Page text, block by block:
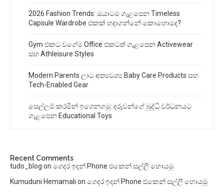
2026 Fashion Trends: ඔයාටම ගැළපෙන Timeless
Capsule Wardrobe එකක් හදාගන්නේ කොහොමද?
Gym එකට වගේම Office එකටත් ගැළපෙන Activewear
සහ Athleisure Styles
Modern Parents ලාට අත්‍යවශ්‍ය Baby Care Products සහ
Tech-Enabled Gear
සෙල්ලම් කරමින් ඉගෙනගමු: දරුවන්ගේ බුද්ධි වර්ධනයට
ගැළපෙන Educational Toys
Recent Comments
tudo_blog on ගෙදර ඉදන් Phone එකෙන් සල්ලි හොයමු
Kumuduni Hemamali on ගෙදර ඉදන් Phone එකෙන් සල්ලි හොයමු